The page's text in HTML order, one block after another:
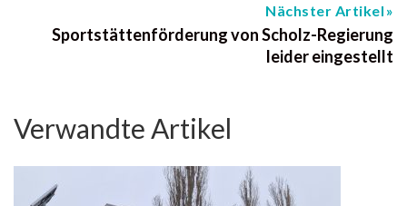
Nächster Artikel
Sportstättenförderung von Scholz-Regierung
leider eingestellt
Verwandte Artikel